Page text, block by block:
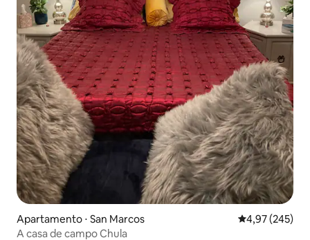
Apartamento ⋅ San Marcos 4,97 de uma
4,97 (245)
A casa de campo Chula